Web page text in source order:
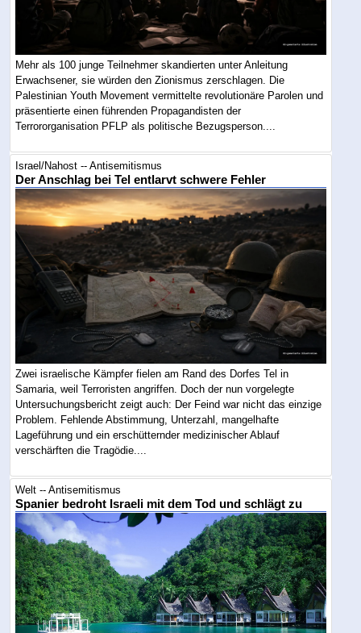
Mehr als 100 junge Teilnehmer skandierten unter Anleitung
Erwachsener, sie würden den Zionismus zerschlagen. Die
Palestinian Youth Movement vermittelte revolutionäre Parolen und
präsentierte einen führenden Propagandisten der
Terrororganisation PFLP als politische Bezugsperson....
Israel/Nahost -- Antisemitismus
Der Anschlag bei Tel entlarvt schwere Fehler
Zwei israelische Kämpfer fielen am Rand des Dorfes Tel in
Samaria, weil Terroristen angriffen. Doch der nun vorgelegte
Untersuchungsbericht zeigt auch: Der Feind war nicht das einzige
Problem. Fehlende Abstimmung, Unterzahl, mangelhafte
Lageführung und ein erschütternder medizinischer Ablauf
verschärften die Tragödie....
Welt -- Antisemitismus
Spanier bedroht Israeli mit dem Tod und schlägt zu